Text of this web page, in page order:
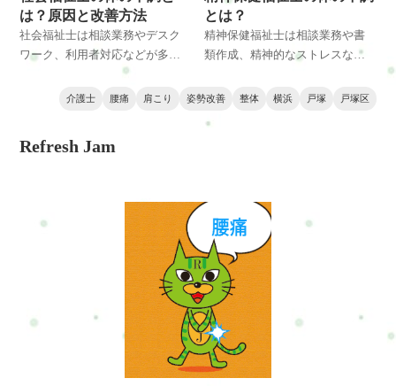
立つ内容です。 立つ内容です。
は？原因と改善方法
社会福祉士は相談業務やデスク
ワーク、利用者対応などが多
く、肩こり・腰痛・自律神経の
乱れなど体の不調が起こりやす
整体師の視点で解説し、改善方
とは？
精神保健福祉士は相談業務や書
類作成、精神的なストレスなど
職業です。肩こりや腰痛、自律
介護士 腰痛 肩こり 姿勢改善 整体 横浜 戸塚 戸塚区
Refresh Jam